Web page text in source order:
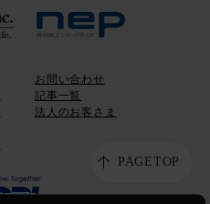
PAGETOP
お問い合わせ
記事一覧
法人のお客さま